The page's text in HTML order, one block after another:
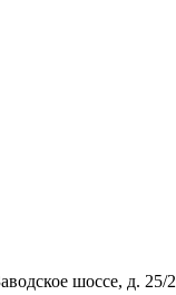
шоссе, д. 25/2